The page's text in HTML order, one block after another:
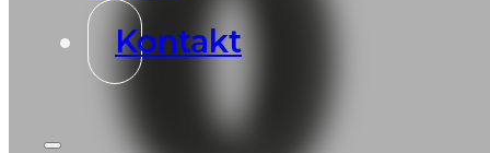
Kontakt